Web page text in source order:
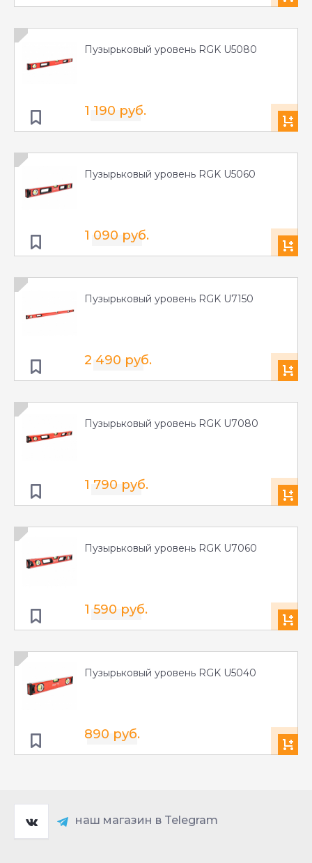
Пузырьковый уровень RGK U5080
1 190 руб.
Пузырьковый уровень RGK U5060
1 090 руб.
Пузырьковый уровень RGK U7150
2 490 руб.
Пузырьковый уровень RGK U7080
1 790 руб.
Пузырьковый уровень RGK U7060
1 590 руб.
Пузырьковый уровень RGK U5040
890 руб.
наш магазин в Telegram